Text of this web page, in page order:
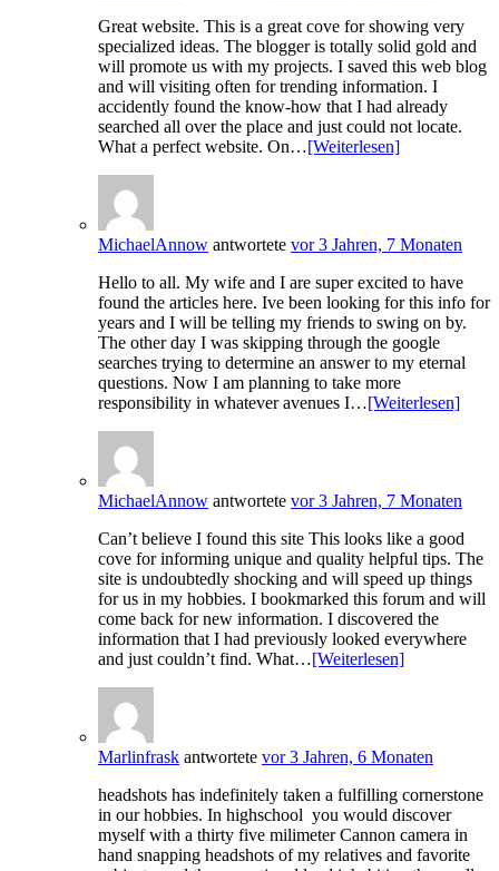
Great website. This is a great cove for showing very
specialized ideas. The blogger is totally solid gold and
will promote us with my projects. I saved this web blog
and will visiting often for trending information. I
accidently found the know-how that I had already
searched all over the place and just could not locate.
What a perfect website. On…[Weiterlesen]
MichaelAnnow antwortete vor 3 Jahren, 7 Monaten
Hello to all. My wife and I are super excited to have
found the articles here. Ive been looking for this info for
years and I will be telling my friends to swing on by.
The other day I was skipping through the google
searches trying to determine an answer to my eternal
questions. Now I am planning to take more
responsibility in whatever avenues I…[Weiterlesen]
MichaelAnnow antwortete vor 3 Jahren, 7 Monaten
Can’t believe I found this site This looks like a good
cove for informing unique and quality helpful tips. The
site is undoubtedly shocking and will speed up things
for us in my hobbies. I bookmarked this forum and will
come back for new information. I discovered the
information that I had previously looked everywhere
and just couldn’t find. What…[Weiterlesen]
Marlinfrask antwortete vor 3 Jahren, 6 Monaten
headshots has indefinitely taken a fulfilling cornerstone
in our hobbies. In highschool you would discover
myself with a thirty five milimeter Cannon camera in
hand snapping headshots of my relatives and favorite